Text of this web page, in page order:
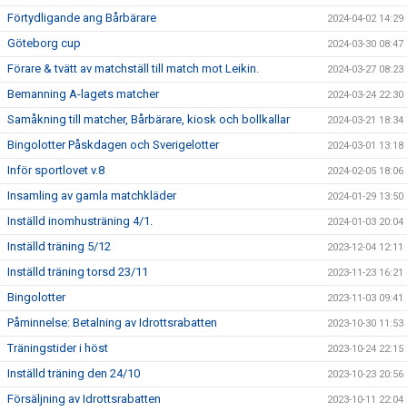
Förtydligande ang Bårbärare 2024-04-02 14:29
Göteborg cup 2024-03-30 08:47
Förare & tvätt av matchställ till match mot Leikin. 2024-03-27 08:23
Bemanning A-lagets matcher 2024-03-24 22:30
Samåkning till matcher, Bårbärare, kiosk och bollkallar 2024-03-21 18:34
Bingolotter Påskdagen och Sverigelotter 2024-03-01 13:18
Inför sportlovet v.8 2024-02-05 18:06
Insamling av gamla matchkläder 2024-01-29 13:50
Inställd inomhusträning 4/1. 2024-01-03 20:04
Inställd träning 5/12 2023-12-04 12:11
Inställd träning torsd 23/11 2023-11-23 16:21
Bingolotter 2023-11-03 09:41
Påminnelse: Betalning av Idrottsrabatten 2023-10-30 11:53
Träningstider i höst 2023-10-24 22:15
Inställd träning den 24/10 2023-10-23 20:56
Försäljning av Idrottsrabatten 2023-10-11 22:04